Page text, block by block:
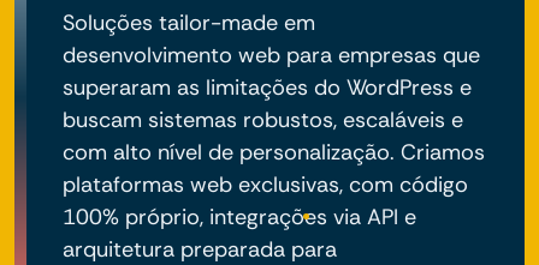
Soluções tailor-made em
desenvolvimento web para empresas que
superaram as limitações do WordPress e
buscam sistemas robustos, escaláveis e
com alto nível de personalização. Criamos
plataformas web exclusivas, com código
100% próprio, integrações via API e
arquitetura preparada para